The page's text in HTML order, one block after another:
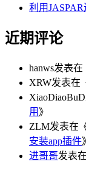
利用
近期评论
hanws发表在
XRW发表在
用 》
ZLM发表在
安装app插件》
进哥哥发表